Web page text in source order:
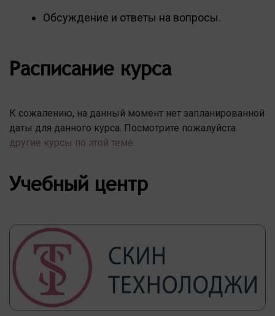
Обсуждение и ответы на вопросы.
Расписание курса
К сожалению, на данный момент нет запланированной
даты для данного курса. Посмотрите пожалуйста
другие курсы по этой теме
Учебный центр